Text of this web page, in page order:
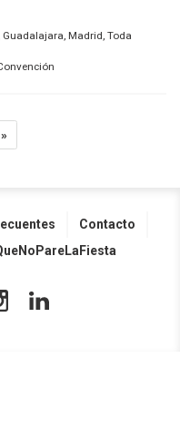
Guadalajara, Madrid, Toda
»
Contacto